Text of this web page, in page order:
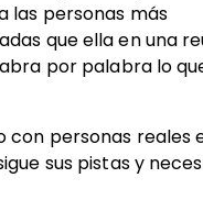
las personas más
que ella en una
por palabra lo
con personas reales
sus pistas y